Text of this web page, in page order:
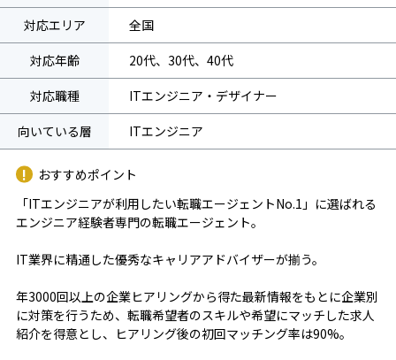
対応エリア
全国
対応年齢
20代、30代、40代
対応職種
ITエンジニア・デザイナー
向いている層
ITエンジニア
おすすめポイント
「ITエンジニアが利用したい転職エージェントNo.1」に選ばれる
エンジニア経験者専門の転職エージェント。
IT業界に精通した優秀なキャリアアドバイザーが揃う。
年3000回以上の企業ヒアリングから得た最新情報をもとに企業別
に対策を行うため、転職希望者のスキルや希望にマッチした求人
紹介を得意とし、ヒアリング後の初回マッチング率は90%。